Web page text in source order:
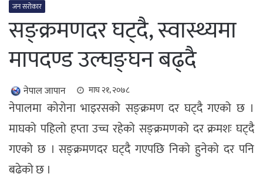
जन सरोकार
सङ्क्रमणदर घट्दै, स्वास्थ्यमा
मापदण्ड उल्घङ्घन बढ्दै
नेपाल जापान माघ २१, २०७८
नेपालमा कोरोना भाइरसको सङ्क्रमण दर घट्दै गएको छ ।
माघको पहिलो हप्ता उच्च रहेको सङ्क्रमणको दर क्रमशः घट्दै
गएको छ । सङ्क्रमणदर घट्दै गएपछि निको हुनेको दर पनि
बढेको छ ।